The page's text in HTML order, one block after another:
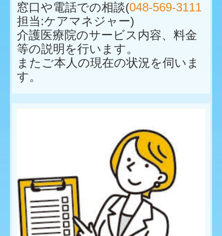
窓口や電話での相談(048-569-3111
担当:ケアマネジャー)
介護医療院のサービス内容、料金
等の説明を行います。
またご本人の現在の状況を伺いま
す。